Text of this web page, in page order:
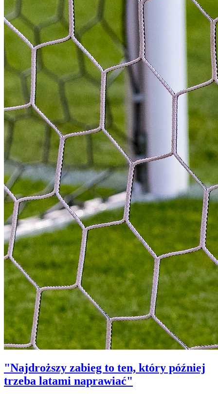
"Najdroższy zabieg to ten, który później
trzeba latami naprawiać"